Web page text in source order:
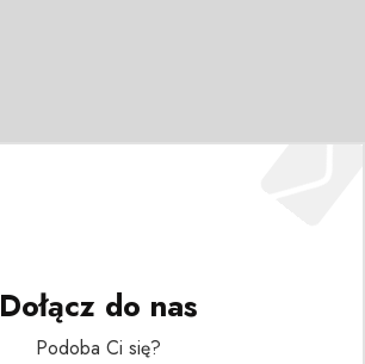
Dołącz do nas
Podoba Ci się?